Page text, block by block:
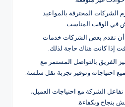
الشركات المحترفة بالمواعيد
في الوقت المناسب.
تقدم بعض الشركات خدمات
إذا كانت هناك حاجة لذلك.
الفريق بالتواصل المستمر مع
احتياجاته وتوفير تجربة نقل سلسة.
الشركة مع احتياجات العميل،
بنجاح وبكفاءة.